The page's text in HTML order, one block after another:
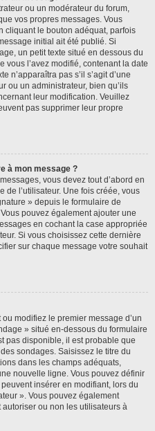
ou un modérateur du forum,
vos propres messages. Vous
cliquant le bouton adéquat, parfois
initial ait été publié. Si
un petit texte situé en dessous du
vous l’avez modifié, contenant la date
n’apparaîtra pas s’il s’agit d’une
ou un administrateur, bien qu’ils
leur modification. Veuillez
pas supprimer leur propre
à mon message ?
vous devez tout d’abord en
l’utilisateur. Une fois créée, vous
» depuis le formulaire de
pouvez également ajouter une
en cochant la case appropriée
Si vous choisissez cette dernière
sur chaque message votre souhait
modifiez le premier message d’un
» situé en-dessous du formulaire
pas disponible, il est probable que
sondages. Saisissez le titre du
dans les champs adéquats,
nouvelle ligne. Vous pouvez définir
insérer en modifiant, lors du
». Vous pouvez également
ou non les utilisateurs à